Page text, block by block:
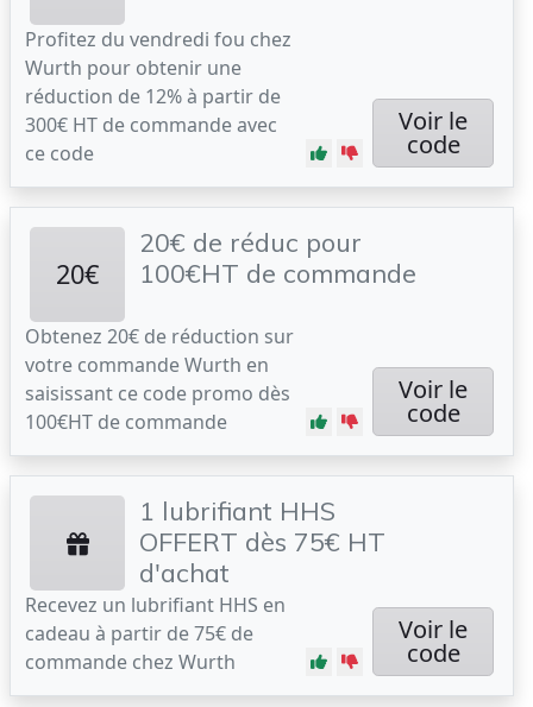
Profitez du vendredi fou chez
Wurth pour obtenir une
réduction de 12% à partir de
300€ HT de commande avec
ce code
Voir le
code
20€
20€ de réduc pour
100€HT de commande
Obtenez 20€ de réduction sur
votre commande Wurth en
saisissant ce code promo dès
100€HT de commande
Voir le
code
1 lubrifiant HHS
OFFERT dès 75€ HT
d'achat
Recevez un lubrifiant HHS en
cadeau à partir de 75€ de
commande chez Wurth
Voir le
code